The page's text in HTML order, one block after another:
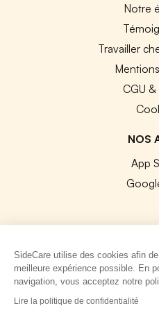
Notre
Travailler
CGU &
NOS
App
© 2026 SideCare.
SideCare utilise des cookies afin
meilleure expérience possible. En
navigation, vous acceptez notre
Lire la politique de confidentialité